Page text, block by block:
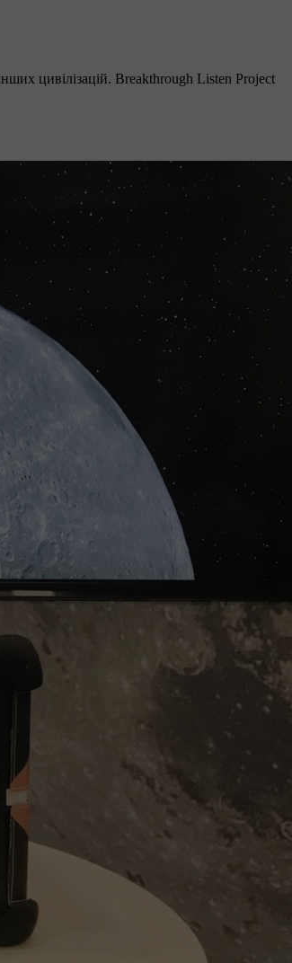
цивілізацій. Breakthrough Listen Project